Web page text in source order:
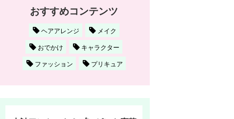
おすすめコンテンツ
ヘアアレンジ
メイク
おでかけ
キャラクター
ファッション
プリキュア